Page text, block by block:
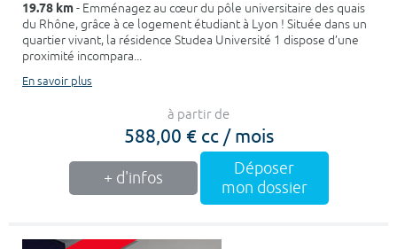
19.78 km- Emménagez au cœur du pôle universitaire des quais
du Rhône, grâce à ce logement étudiant à Lyon ! Située dans un
quartier vivant, la résidence Studea Université 1 dispose d’une
proximité incompara...
En savoir plus
à partir de
588,00 € cc / mois
+ d'infos
Déposer
mon dossier